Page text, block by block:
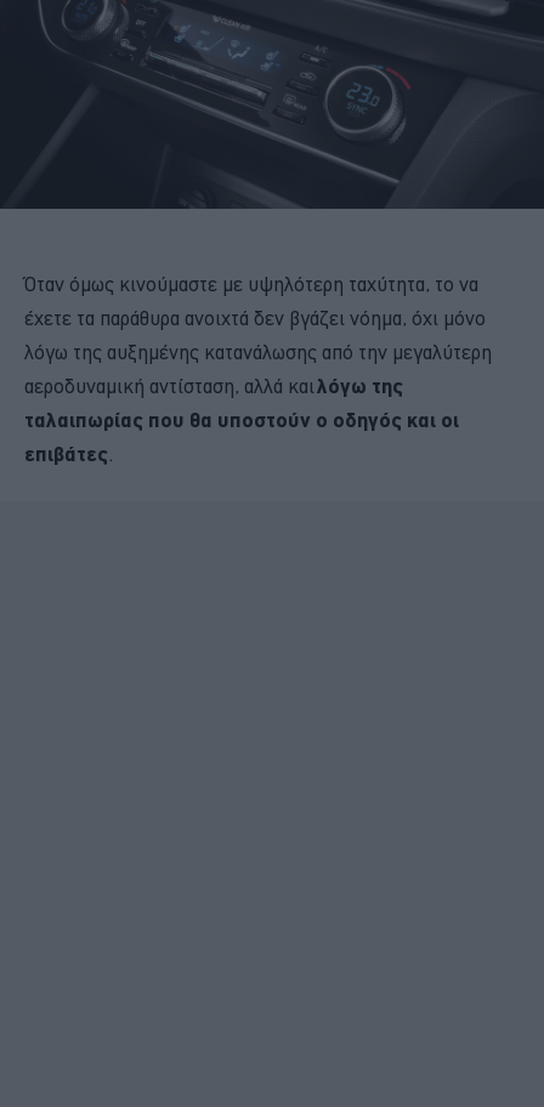
Όταν όμως κινούμαστε με υψηλότερη ταχύτητα, το να
έχετε τα παράθυρα ανοιχτά δεν βγάζει νόημα, όχι μόνο
λόγω της αυξημένης κατανάλωσης από την μεγαλύτερη
αεροδυναμική αντίσταση, αλλά καιλόγω της
ταλαιπωρίας που θα υποστούν ο οδηγός και οι
επιβάτες